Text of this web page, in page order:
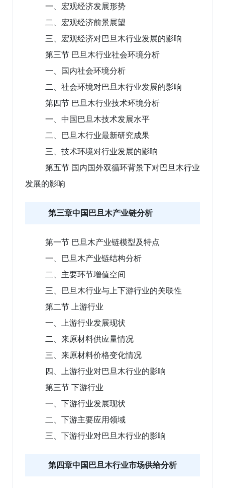
一、宏观经济发展形势
二、宏观经济前景展望
三、宏观经济对巴旦木行业发展的影响
第三节 巴旦木行业社会环境分析
一、国内社会环境分析
二、社会环境对巴旦木行业发展的影响
第四节 巴旦木行业技术环境分析
一、中国巴旦木技术发展水平
二、巴旦木行业最新研究成果
三、技术环境对行业发展的影响
第五节 国内国外双循环背景下对巴旦木行业
发展的影响
第三章中国巴旦木产业链分析
第一节 巴旦木产业链模型及特点
一、巴旦木产业链结构分析
二、主要环节增值空间
三、巴旦木行业与上下游行业的关联性
第二节 上游行业
一、上游行业发展现状
二、来原材料供应量情况
三、来原材料价格变化情况
四、上游行业对巴旦木行业的影响
第三节 下游行业
一、下游行业发展现状
二、下游主要应用领域
三、下游行业对巴旦木行业的影响
第四章中国巴旦木行业市场供给分析